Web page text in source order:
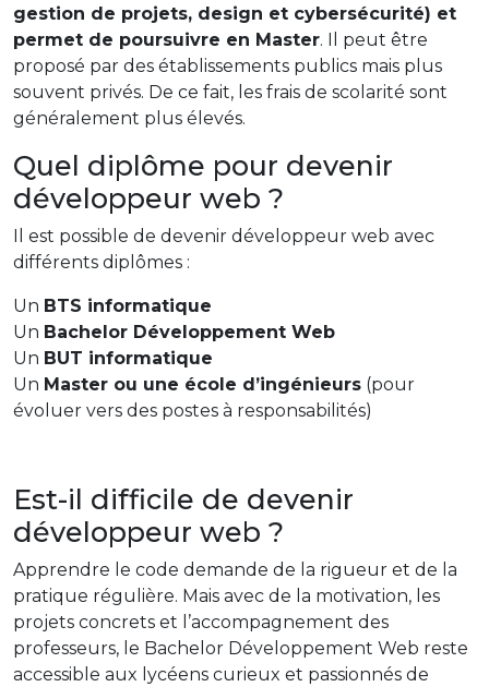
gestion de projets, design et cybersécurité) et
permet de poursuivre en Master. Il peut être
proposé par des établissements publics mais plus
souvent privés. De ce fait, les frais de scolarité sont
généralement plus élevés.
Quel diplôme pour devenir
développeur web ?
Il est possible de devenir développeur web avec
différents diplômes :
Un BTS informatique
Un Bachelor Développement Web
Un BUT informatique
Un Master ou une école d’ingénieurs (pour
évoluer vers des postes à responsabilités)
Est-il difficile de devenir
développeur web ?
Apprendre le code demande de la rigueur et de la
pratique régulière. Mais avec de la motivation, les
projets concrets et l’accompagnement des
professeurs, le Bachelor Développement Web reste
accessible aux lycéens curieux et passionnés de